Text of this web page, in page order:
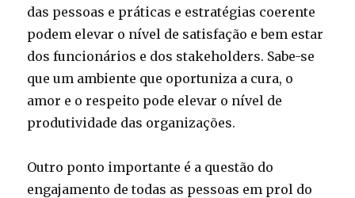
das pessoas e práticas e estratégias coerente
podem elevar o nível de satisfação e bem estar
dos funcionários e dos stakeholders. Sabe-se
que um ambiente que oportuniza a cura, o
amor e o respeito pode elevar o nível de
produtividade das organizações.
Outro ponto importante é a questão do
engajamento de todas as pessoas em prol do